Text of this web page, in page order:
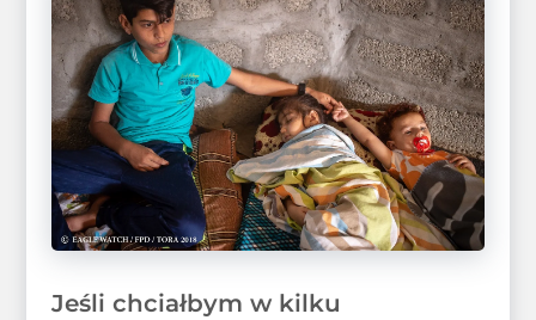
Jeśli chciałbym w kilku